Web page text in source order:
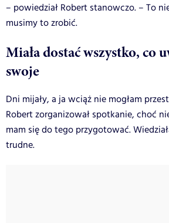
– powiedział Robert stanowczo. – To
musimy to zrobić.
Miała dostać wszystko, co
swoje
Dni mijały, a ja wciąż nie mogłam
Robert zorganizował spotkanie, choć
mam się do tego przygotować.
trudne.